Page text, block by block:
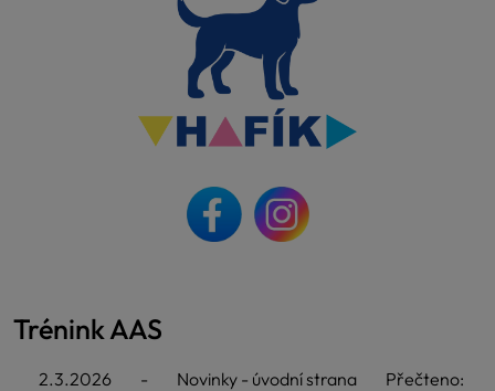
Trénink AAS
2.3.2026 - Novinky - úvodní strana
Přečteno: